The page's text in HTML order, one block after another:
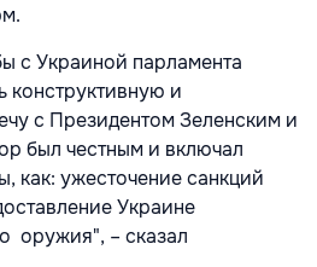
с Украиной парламента
конструктивную и
с Президентом Зеленским и
был честным и включал
как: ужесточение санкций
Украине
оружия", – сказал